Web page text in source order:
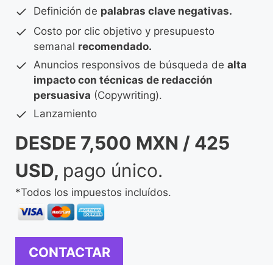
Definición de palabras clave negativas.
Costo por clic objetivo y presupuesto
semanal recomendado.
Anuncios responsivos de búsqueda de alta
impacto con técnicas de redacción
persuasiva (Copywriting).
Lanzamiento
DESDE 7,500 MXN / 425
USD, pago único.
*Todos los impuestos incluídos.
CONTACTAR